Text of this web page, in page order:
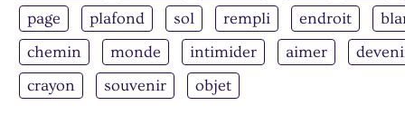
page
plafond sol rempli endroit
chemin
monde intimider aimer
crayon
souvenir objet